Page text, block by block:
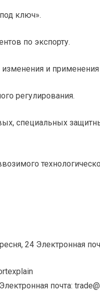
ключ».
по экспорту.
изменения и
регулирования.
специальных
24 Электронная
почта: